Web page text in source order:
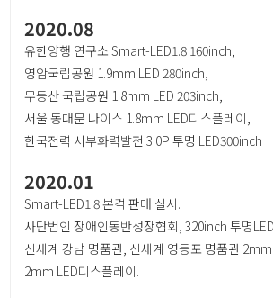
2020.08
유한양행 연구소 Smart-LED1.8 160inch,
영암국립공원 1.9mm LED 280inch,
무등산 국립공원 1.8mm LED 203inch,
서울 동대문 나이스 1.8mm LED디스플레이,
한국전력 서부화력발전 3.0P 투명 LED300inch
2020.01
Smart-LED1.8 본격 판매 실시.
사단법인 장애인동반성장협회, 320inch 투명
신세계 강남 명품관, 신세계 영등포 명품관
2mm LED디스플레이.